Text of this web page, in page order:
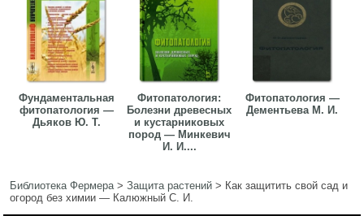
Фундаментальная
фитопатология —
Дьяков Ю. Т.
Фитопатология:
Болезни древесных
и кустарниковых
пород — Минкевич
И. И....
Фитопатология —
Дементьева М. И.
Библиотека Фермера>Защита растений > Как защитить свой сад и
огород без химии — Калюжный С. И.